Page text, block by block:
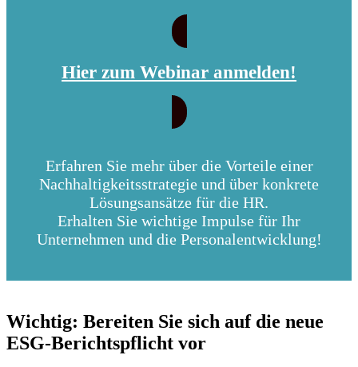
Hier zum Webinar anmelden!
Erfahren Sie mehr über die Vorteile einer
Nachhaltigkeitsstrategie und über konkrete
Lösungsansätze für die HR.
Erhalten Sie wichtige Impulse für Ihr
Unternehmen und die Personalentwicklung!
Wichtig: Bereiten Sie sich auf die neue
ESG-Berichtspflicht vor